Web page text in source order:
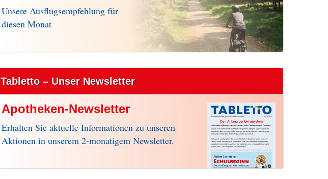
Unsere Ausflugsempfehlung für
diesen Monat
Tabletto – Unser Newsletter
Apotheken-Newsletter
Erhalten Sie aktuelle Informationen zu unseren
Aktionen in unserem 2-monatigem Newsletter.